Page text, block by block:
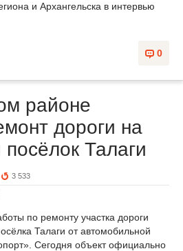
и Архангельска в интервью
0
районе
дороги на
Талаги
3 533
по ремонту участка дороги
Талаги от автомобильной
Сегодня объект официально